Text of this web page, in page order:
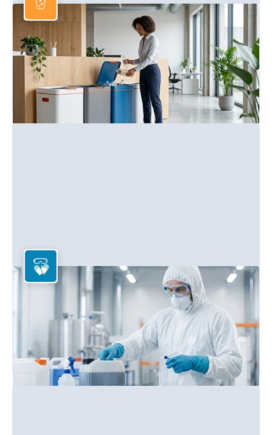
Abfallentsorgung
Abfallbehälter, Müllsäcke und Entsorgungslösungen für
Gewerbe und Industrie.
Mehr erfahren
Arbeitsschutz
Persönliche Schutzausrüstung und Sicherheitsartikel für
Arbeitsplatz und Betrieb.
Mehr erfahren